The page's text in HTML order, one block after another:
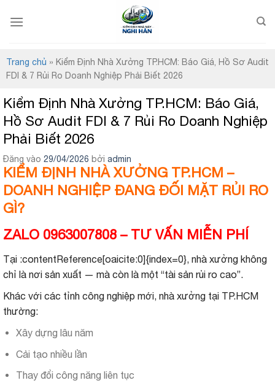
qua
Trang chủ » Kiểm Định Nhà Xưởng TP.HCM: Báo Giá, Hồ Sơ Audit
FDI & 7 Rủi Ro Doanh Nghiệp Phải Biết 2026
Kiểm Định Nhà Xưởng TP.HCM: Báo Giá,
Hồ Sơ Audit FDI & 7 Rủi Ro Doanh Nghiệp
Phải Biết 2026
Đăng vào 29/04/2026 bởi admin
KIỂM ĐỊNH NHÀ XƯỞNG TP.HCM –
DOANH NGHIỆP ĐANG ĐỐI MẶT RỦI RO
GÌ?
ZALO 0963007808 – TƯ VẤN MIỄN PHÍ
Tại :contentReference[oaicite:0]{index=0}, nhà xưởng không
chỉ là nơi sản xuất — mà còn là một “tài sản rủi ro cao”.
Khác với các tỉnh công nghiệp mới, nhà xưởng tại TP.HCM
thường:
Xây dựng lâu năm
Cải tạo nhiều lần
Thay đổi công năng liên tục